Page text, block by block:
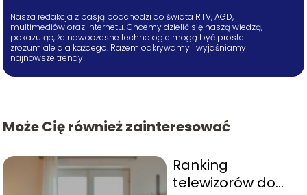
Nasza redakcja z pasją podchodzi do świata RTV, AGD,
multimediów oraz Internetu. Chcemy dzielić się naszą wiedzą,
pokazując, że nowoczesne technologie mogą być proste i
zrozumiałe dla każdego. Razem odkrywamy i wyjaśniamy
najnowsze trendy!
Może Cię również zainteresować
Ranking
telewizorów do